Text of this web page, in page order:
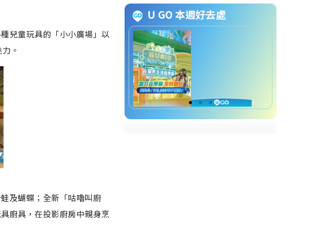
兒童玩具的「小小廣場」以
。
及蝴蝶；全新「咕嚕叫廚
廚具，在投影廚房中親身烹
U GO 本週好去處